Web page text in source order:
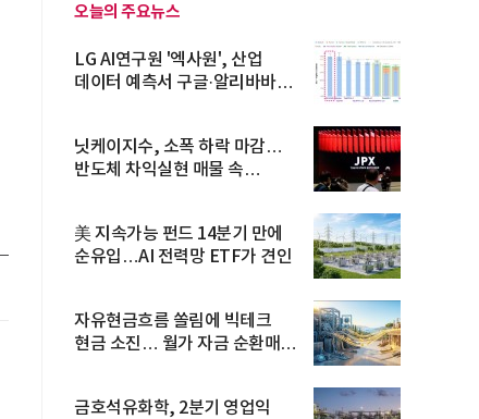
오늘의 주요뉴스
LG AI연구원 '엑사원', 산업
데이터 예측서 구글·알리바바
닛케이지수, 소폭 하락 마감…
반도체 차익실현 매물 속
美 지속가능 펀드 14분기 만에
순유입…AI 전력망 ETF가 견인
자유현금흐름 쏠림에 빅테크
현금 소진… 월가 자금 순환매
금호석유화학, 2분기 영업익